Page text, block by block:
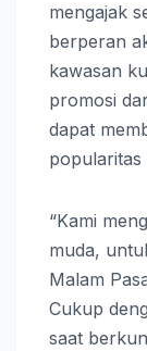
mengajak
berperan
kawasan
promosi
dapat
popularitas
“Kami
muda,
Malam
Cukup
saat